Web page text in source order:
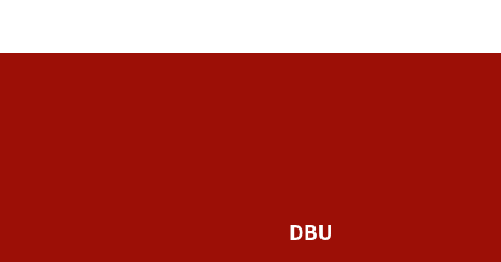
DBU